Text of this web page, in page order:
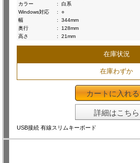
カラー
:
白系
Windows対応
:
○
幅
:
344mm
奥行
:
128mm
高さ
: 21mm
在庫状況
在庫わずか
カートに入れる
詳細はこちら
USB接続 有線スリムキーボード